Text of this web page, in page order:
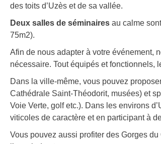
des toits d’Uzès et de sa vallée.
Deux salles de séminaires au calme
75m2).
Afin de nous adapter à votre événement,
nécessaire. Tout équipés et fonctionnels,
Dans la ville-même, vous pouvez
Cathédrale Saint-Théodorit, musées) et
Voie Verte, golf etc.). Dans les environs
viticoles de caractère et en participant à
Vous pouvez aussi profiter des Gorges